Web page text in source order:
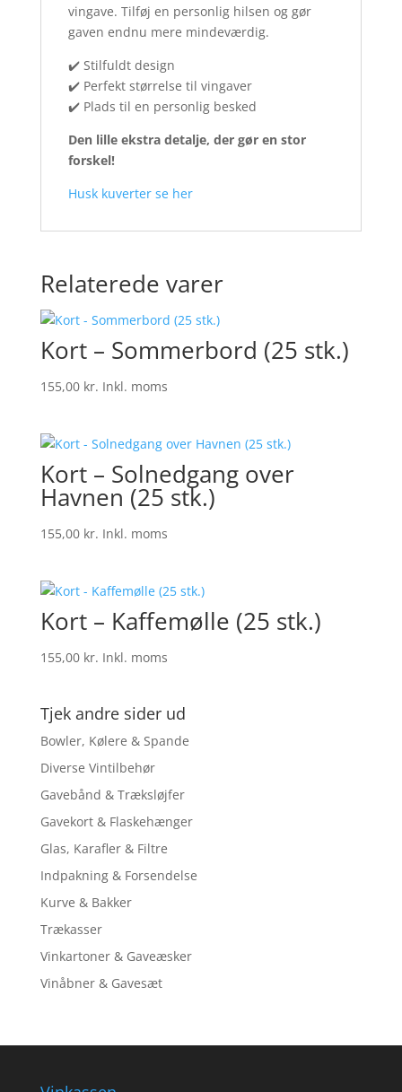
vingave. Tilføj en personlig hilsen og gør
gaven endnu mere mindeværdig.
✔️ Stilfuldt design
✔️ Perfekt størrelse til vingaver
✔️ Plads til en personlig besked
Den lille ekstra detalje, der gør en stor
forskel!
Husk kuverter se her
Relaterede varer
Kort – Sommerbord (25 stk.)
155,00 kr. Inkl. moms
Kort – Solnedgang over
Havnen (25 stk.)
155,00 kr. Inkl. moms
Kort – Kaffemølle (25 stk.)
155,00 kr. Inkl. moms
Tjek andre sider ud
Bowler, Kølere & Spande
Diverse Vintilbehør
Gavebånd & Træksløjfer
Gavekort & Flaskehænger
Glas, Karafler & Filtre
Indpakning & Forsendelse
Kurve & Bakker
Trækasser
Vinkartoner & Gaveæsker
Vinåbner & Gavesæt